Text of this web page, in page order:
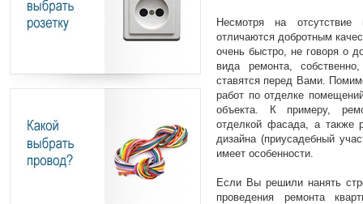
Несмотря на
отличаются добротным
очень быстро, не говоря о
вида ремонта,
ставятся перед Вами.
работ по отделке
объекта. К примеру,
отделкой фасада, а также
дизайна (приусадебный
имеет особенности.
Если Вы решили нанять
проведения ремонта